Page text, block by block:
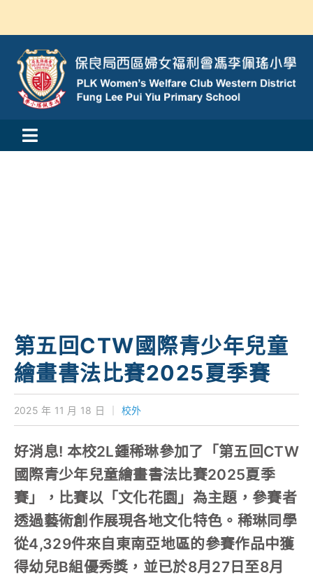
content
Toggle
我們的成就
對外聯繫
聯絡我們
第五回CTW國際青少年兒童
繪畫書法比賽2025夏季賽
2025 年 11 月 18 日 校外
好消息! 本校2L鍾稀琳參加了「第五回CTW
國際青少年兒童繪畫書法比賽2025夏季
賽」，比賽以「文化花園」為主題，參賽者
透過藝術創作展現各地文化特色。稀琳同學
從4,329件來自東南亞地區的參賽作品中獲
得幼兒B組優秀獎，並已於8月27日至8月